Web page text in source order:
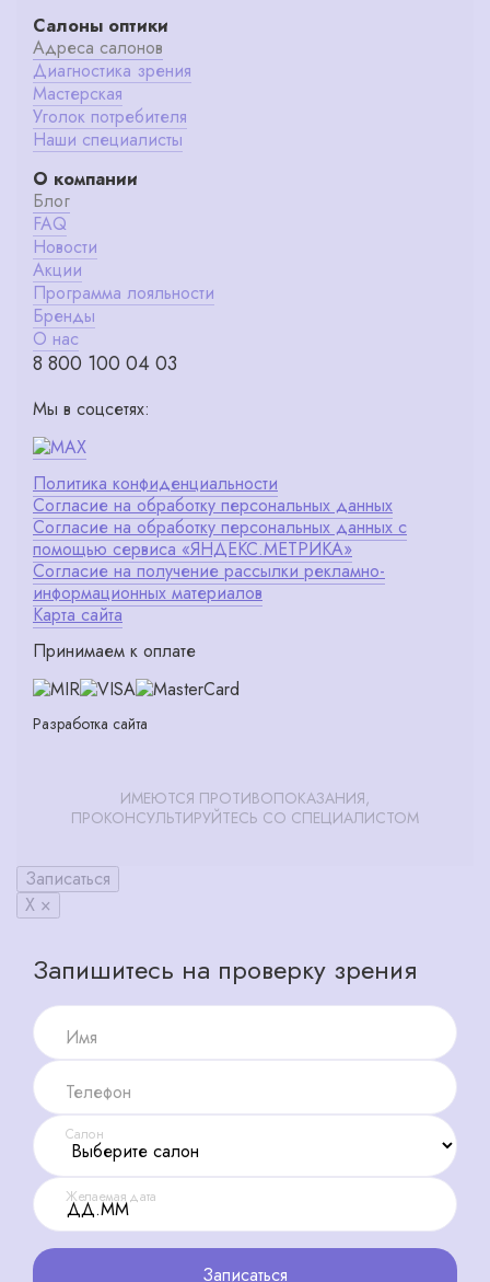
Салоны оптики
Адреса салонов
Диагностика зрения
Мастерская
Уголок потребителя
Наши специалисты
О компании
Блог
FAQ
Новости
Акции
Программа лояльности
Бренды
О нас
8 800 100 04 03
Мы в соцсетях:
Политика конфиденциальности
Согласие на обработку персональных данных
Согласие на обработку персональных данных с
помощью сервиса «ЯНДЕКС.МЕТРИКА»
Согласие на получение рассылки рекламно-
информационных материалов
Карта сайта
Принимаем к оплате
Разработка сайта
ИМЕЮТСЯ ПРОТИВОПОКАЗАНИЯ,
ПРОКОНСУЛЬТИРУЙТЕСЬ СО СПЕЦИАЛИСТОМ
Записаться
X ×
Запишитесь на проверку зрения
Имя
Телефон
Салон
Желаемая дата
Записаться